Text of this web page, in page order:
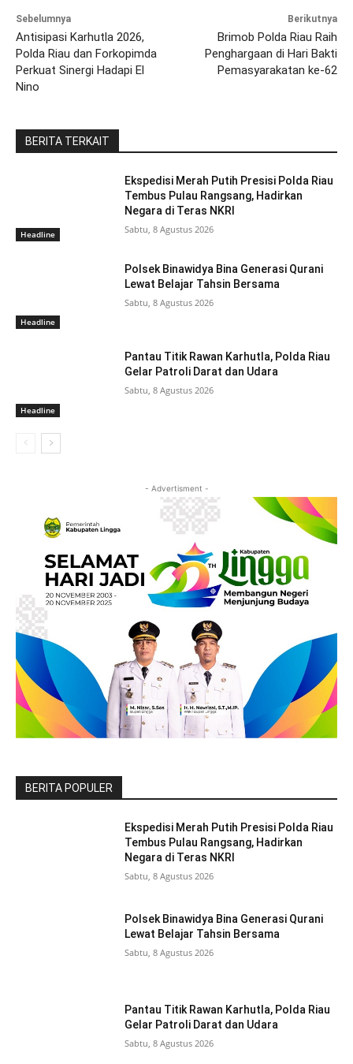
Sebelumnya
Antisipasi Karhutla 2026,
Polda Riau dan Forkopimda
Perkuat Sinergi Hadapi El
Nino
Berikutnya
Brimob Polda Riau Raih
Penghargaan di Hari Bakti
Pemasyarakatan ke-62
BERITA TERKAIT
Headline
Ekspedisi Merah Putih Presisi Polda Riau
Tembus Pulau Rangsang, Hadirkan
Negara di Teras NKRI
Sabtu, 8 Agustus 2026
Headline
Polsek Binawidya Bina Generasi Qurani
Lewat Belajar Tahsin Bersama
Sabtu, 8 Agustus 2026
Headline
Pantau Titik Rawan Karhutla, Polda Riau
Gelar Patroli Darat dan Udara
Sabtu, 8 Agustus 2026
- Advertisment -
BERITA POPULER
Ekspedisi Merah Putih Presisi Polda Riau
Tembus Pulau Rangsang, Hadirkan
Negara di Teras NKRI
Sabtu, 8 Agustus 2026
Polsek Binawidya Bina Generasi Qurani
Lewat Belajar Tahsin Bersama
Sabtu, 8 Agustus 2026
Pantau Titik Rawan Karhutla, Polda Riau
Gelar Patroli Darat dan Udara
Sabtu, 8 Agustus 2026